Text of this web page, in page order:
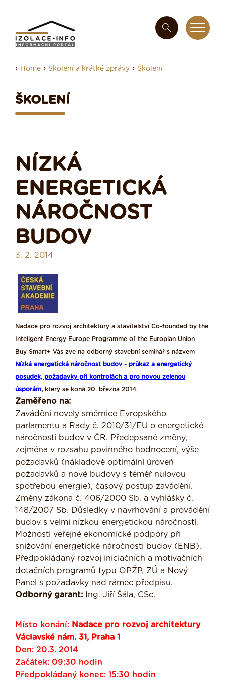
› Home › Školení a krátké zprávy › Školení
ŠKOLENÍ
NÍZKÁ
ENERGETICKÁ
NÁROČNOST
BUDOV
3. 2. 2014
Nadace pro rozvoj architektury a stavitelství Co-founded by the
Inteligent Energy Europe Programme of the Europian Union
Buy Smart+ Vás zve na odborný stavební seminář s názvem
Nízká energetická náročnost budov - průkaz a energetický
posudek, požadavky při kontrolách a pro novou zelenou
úsporám, který se koná 20. března 2014.
Zaměřeno na:
Zavádění novely směrnice Evropského
parlamentu a Rady č. 2010/31/EU o energetické
náročnosti budov v ČR. Předepsané změny,
zejména v rozsahu povinného hodnocení, výše
požadavků (nákladově optimální úroveň
požadavků a nové budovy s téměř nulovou
spotřebou energie), časový postup zavádění.
Změny zákona č. 406/2000 Sb. a vyhlášky č.
148/2007 Sb. Důsledky v navrhování a provádění
budov s velmi nízkou energetickou náročností.
Možnosti veřejné ekonomické podpory při
snižování energetické náročnosti budov (ENB).
Předpokládaný rozvoj iniciačních a motivačních
dotačních programů typu OPŽP, ZÚ a Nový
Panel s požadavky nad rámec předpisu.
Odborný garant: Ing. Jiří Šála, CSc.
Místo konání: Nadace pro rozvoj architektury
Václavské nám. 31, Praha 1
Den: 20.3. 2014
Začátek: 09:30 hodin
Předpokládaný konec: 15:30 hodin